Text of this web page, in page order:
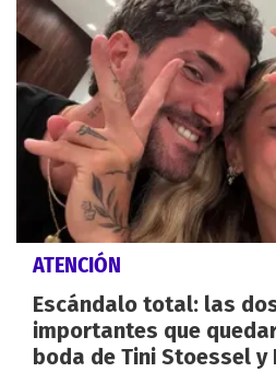
ATENCIÓN
Escándalo total: las
importantes que
boda de Tini Stoessel y